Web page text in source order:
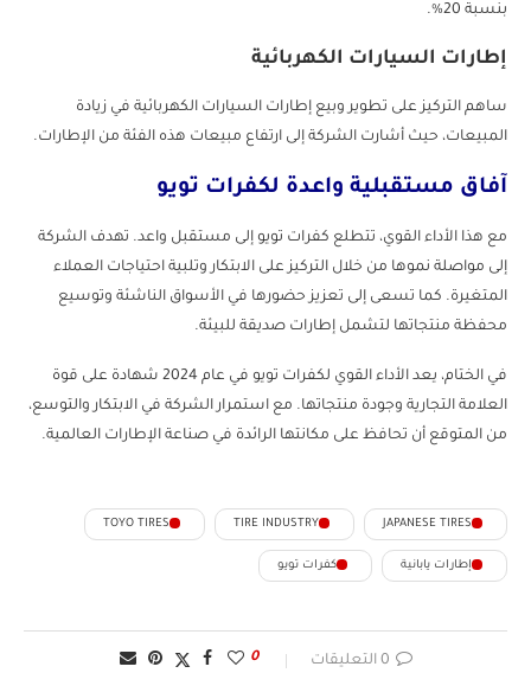
بنسبة 20%.
إطارات السيارات الكهربائية
ساهم التركيز على تطوير وبيع إطارات السيارات الكهربائية في زيادة
المبيعات، حيث أشارت الشركة إلى ارتفاع مبيعات هذه الفئة من الإطارات.
آفاق مستقبلية واعدة لكفرات تويو
مع هذا الأداء القوي، تتطلع كفرات تويو إلى مستقبل واعد. تهدف الشركة
إلى مواصلة نموها من خلال التركيز على الابتكار وتلبية احتياجات العملاء
المتغيرة. كما تسعى إلى تعزيز حضورها في الأسواق الناشئة وتوسيع
محفظة منتجاتها لتشمل إطارات صديقة للبيئة.
في الختام، يعد الأداء القوي لكفرات تويو في عام 2024 شهادة على قوة
العلامة التجارية وجودة منتجاتها. مع استمرار الشركة في الابتكار والتوسع،
من المتوقع أن تحافظ على مكانتها الرائدة في صناعة الإطارات العالمية.
JAPANESE TIRES
TIRE INDUSTRY
TOYO TIRES
إطارات يابانية كفرات تويو
0 التعليقات 0